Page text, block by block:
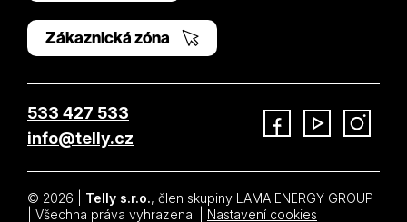
Zákaznická zóna
533 427 533
info@telly.cz
© 2026 | Telly s.r.o., člen skupiny LAMA ENERGY GROUP
| Všechna práva vyhrazena. | Nastavení cookies